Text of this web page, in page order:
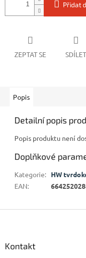
Přidat
ZEPTAT SE SDÍLET
Popis
Detailní popis
Popis produktu není
Doplňkové
Kategorie:
HW
EAN:
Kontakt